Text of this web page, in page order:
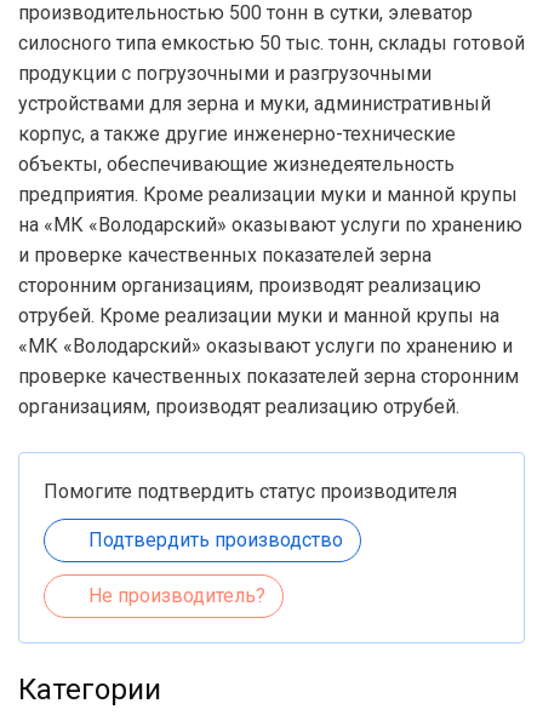
производительностью 500 тонн в сутки, элеватор
силосного типа емкостью 50 тыс. тонн, склады готовой
продукции с погрузочными и разгрузочными
устройствами для зерна и муки, административный
корпус, а также другие инженерно-технические
объекты, обеспечивающие жизнедеятельность
предприятия. Кроме реализации муки и манной крупы
на «МК «Володарский» оказывают услуги по хранению
и проверке качественных показателей зерна
сторонним организациям, производят реализацию
отрубей. Кроме реализации муки и манной крупы на
«МК «Володарский» оказывают услуги по хранению и
проверке качественных показателей зерна сторонним
организациям, производят реализацию отрубей.
Помогите подтвердить статус производителя
Подтвердить производство
Не производитель?
Категории